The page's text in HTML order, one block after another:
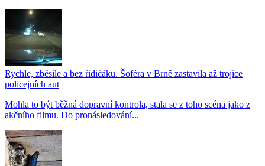
Rychle, zběsile a bez řidičáku. Šoféra v Brně zastavila až trojice
policejních aut
Mohla to být běžná dopravní kontrola, stala se z toho scéna jako z
akčního filmu. Do pronásledování...